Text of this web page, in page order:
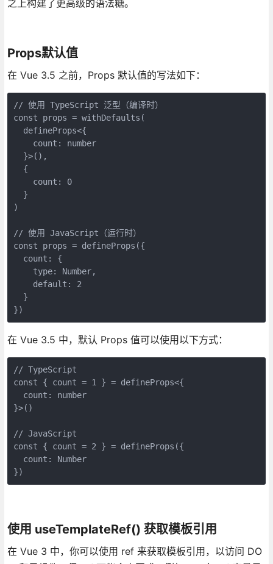
之上构建了更高级的语法糖。
Props默认值
在 Vue 3.5 之前，Props 默认值的写法如下：
// 使用 TypeScript 泛型（编译时）
const props = withDefaults(
  defineProps<{
    count: number
  }>(),
  {
    count: 0
  }
)
// 使用 JavaScript（运行时）
const props = defineProps({
  count: {
    type: Number,
    default: 2
  }
})
在 Vue 3.5 中，默认 Props 值可以使用以下方式：
// TypeScript
const { count = 1 } = defineProps<{
  count: number
}>()
// JavaScript
const { count = 2 } = defineProps({
  count: Number
})
使用 useTemplateRef() 获取模板引用
在 Vue 3 中，你可以使用 ref 来获取模板引用，以访问 DO